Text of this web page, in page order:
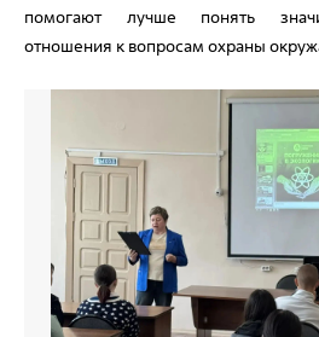
помогают лучше понять
отношения к вопросам охраны